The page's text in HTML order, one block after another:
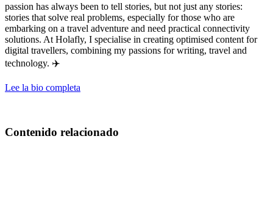
passion has always been to tell stories, but not just any stories:
stories that solve real problems, especially for those who are
embarking on a travel adventure and need practical connectivity
solutions. At Holafly, I specialise in creating optimised content for
digital travellers, combining my passions for writing, travel and
technology. ✈️
Lee la bio completa
Contenido relacionado